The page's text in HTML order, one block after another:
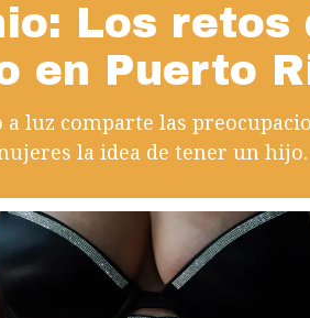
Los retos
en Puerto
luz comparte las
la idea de tener un hijo.